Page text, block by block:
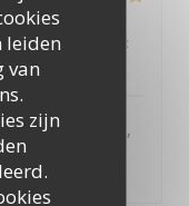
leiden
van
zijn
/5 Kwaliteit / Prijs
:
super accueil,
pour ce